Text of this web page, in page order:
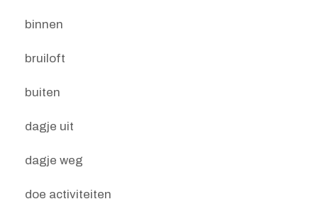
binnen
bruiloft
buiten
dagje uit
dagje weg
doe activiteiten